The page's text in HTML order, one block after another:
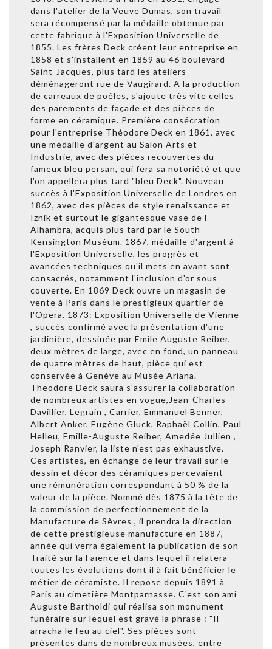
dans l'atelier de la Veuve Dumas, son travail
sera récompensé par la médaille obtenue par
cette fabrique à l'Exposition Universelle de
1855. Les frères Deck créent leur entreprise en
1858 et s’installent en 1859 au 46 boulevard
Saint-Jacques, plus tard les ateliers
déménageront rue de Vaugirard. A la production
de carreaux de poêles, s'ajoute très vite celles
des parements de façade et des pièces de
forme en céramique. Première consécration
pour l'entreprise Théodore Deck en 1861, avec
une médaille d'argent au Salon Arts et
Industrie, avec des pièces recouvertes du
fameux bleu persan, qui fera sa notoriété et que
l'on appellera plus tard "bleu Deck". Nouveau
succès à l'Exposition Universelle de Londres en
1862, avec des pièces de style renaissance et
Iznik et surtout le gigantesque vase de l
Alhambra, acquis plus tard par le South
Kensington Muséum. 1867, médaille d'argent à
l'Exposition Universelle, les progrès et
avancées techniques qu'il mets en avant sont
consacrés, notamment l'inclusion d'or sous
couverte. En 1869 Deck ouvre un magasin de
vente à Paris dans le prestigieux quartier de
l'Opera. 1873: Exposition Universelle de Vienne
, succès confirmé avec la présentation d'une
jardinière, dessinée par Emile Auguste Reiber,
deux mètres de large, avec en fond, un panneau
de quatre mètres de haut, pièce qui est
conservée à Genève au Musée Ariana.
Theodore Deck saura s'assurer la collaboration
de nombreux artistes en vogue,Jean-Charles
Davillier, Legrain , Carrier, Emmanuel Benner,
Albert Anker, Eugène Gluck, Raphaël Collin, Paul
Helleu, Emille-Auguste Reiber, Amedée Jullien ,
Joseph Ranvier, la liste n'est pas exhaustive.
Ces artistes, en échange de leur travail sur le
dessin et décor des céramiques percevaient
une rémunération correspondant à 50 % de la
valeur de la pièce. Nommé dès 1875 à la tête de
la commission de perfectionnement de la
Manufacture de Sèvres , il prendra la direction
de cette prestigieuse manufacture en 1887,
année qui verra également la publication de son
Traité sur la Faïence et dans lequel il relatera
toutes les évolutions dont il à fait bénéficier le
métier de céramiste. Il repose depuis 1891 à
Paris au cimetière Montparnasse. C'est son ami
Auguste Bartholdi qui réalisa son monument
funéraire sur lequel est gravé la phrase : "Il
arracha le feu au ciel". Ses pièces sont
présentes dans de nombreux musées, entre